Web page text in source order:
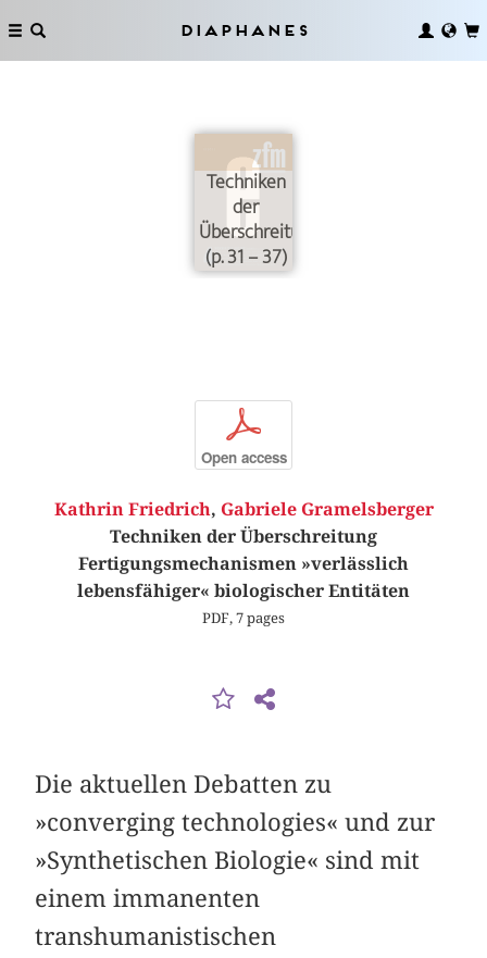
Diaphanes
Techniken
der
Überschreitung
(p. 31 – 37)
p
Open access
Kathrin Friedrich, Gabriele Gramelsberger
Techniken der Überschreitung
Fertigungsmechanismen »verlässlich
lebensfähiger« biologischer Entitäten
PDF, 7 pages
Die aktuellen Debatten zu
»converging technologies« und zur
»Synthetischen Biologie« sind mit
einem immanenten
transhumanistischen